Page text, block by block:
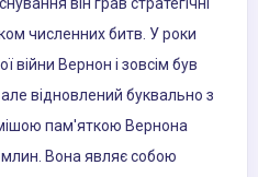
він грав стратегічні
численних битв. У роки
війни Вернон і зовсім був
відновлений буквально з
пам'яткою Вернона
Вона являє собою